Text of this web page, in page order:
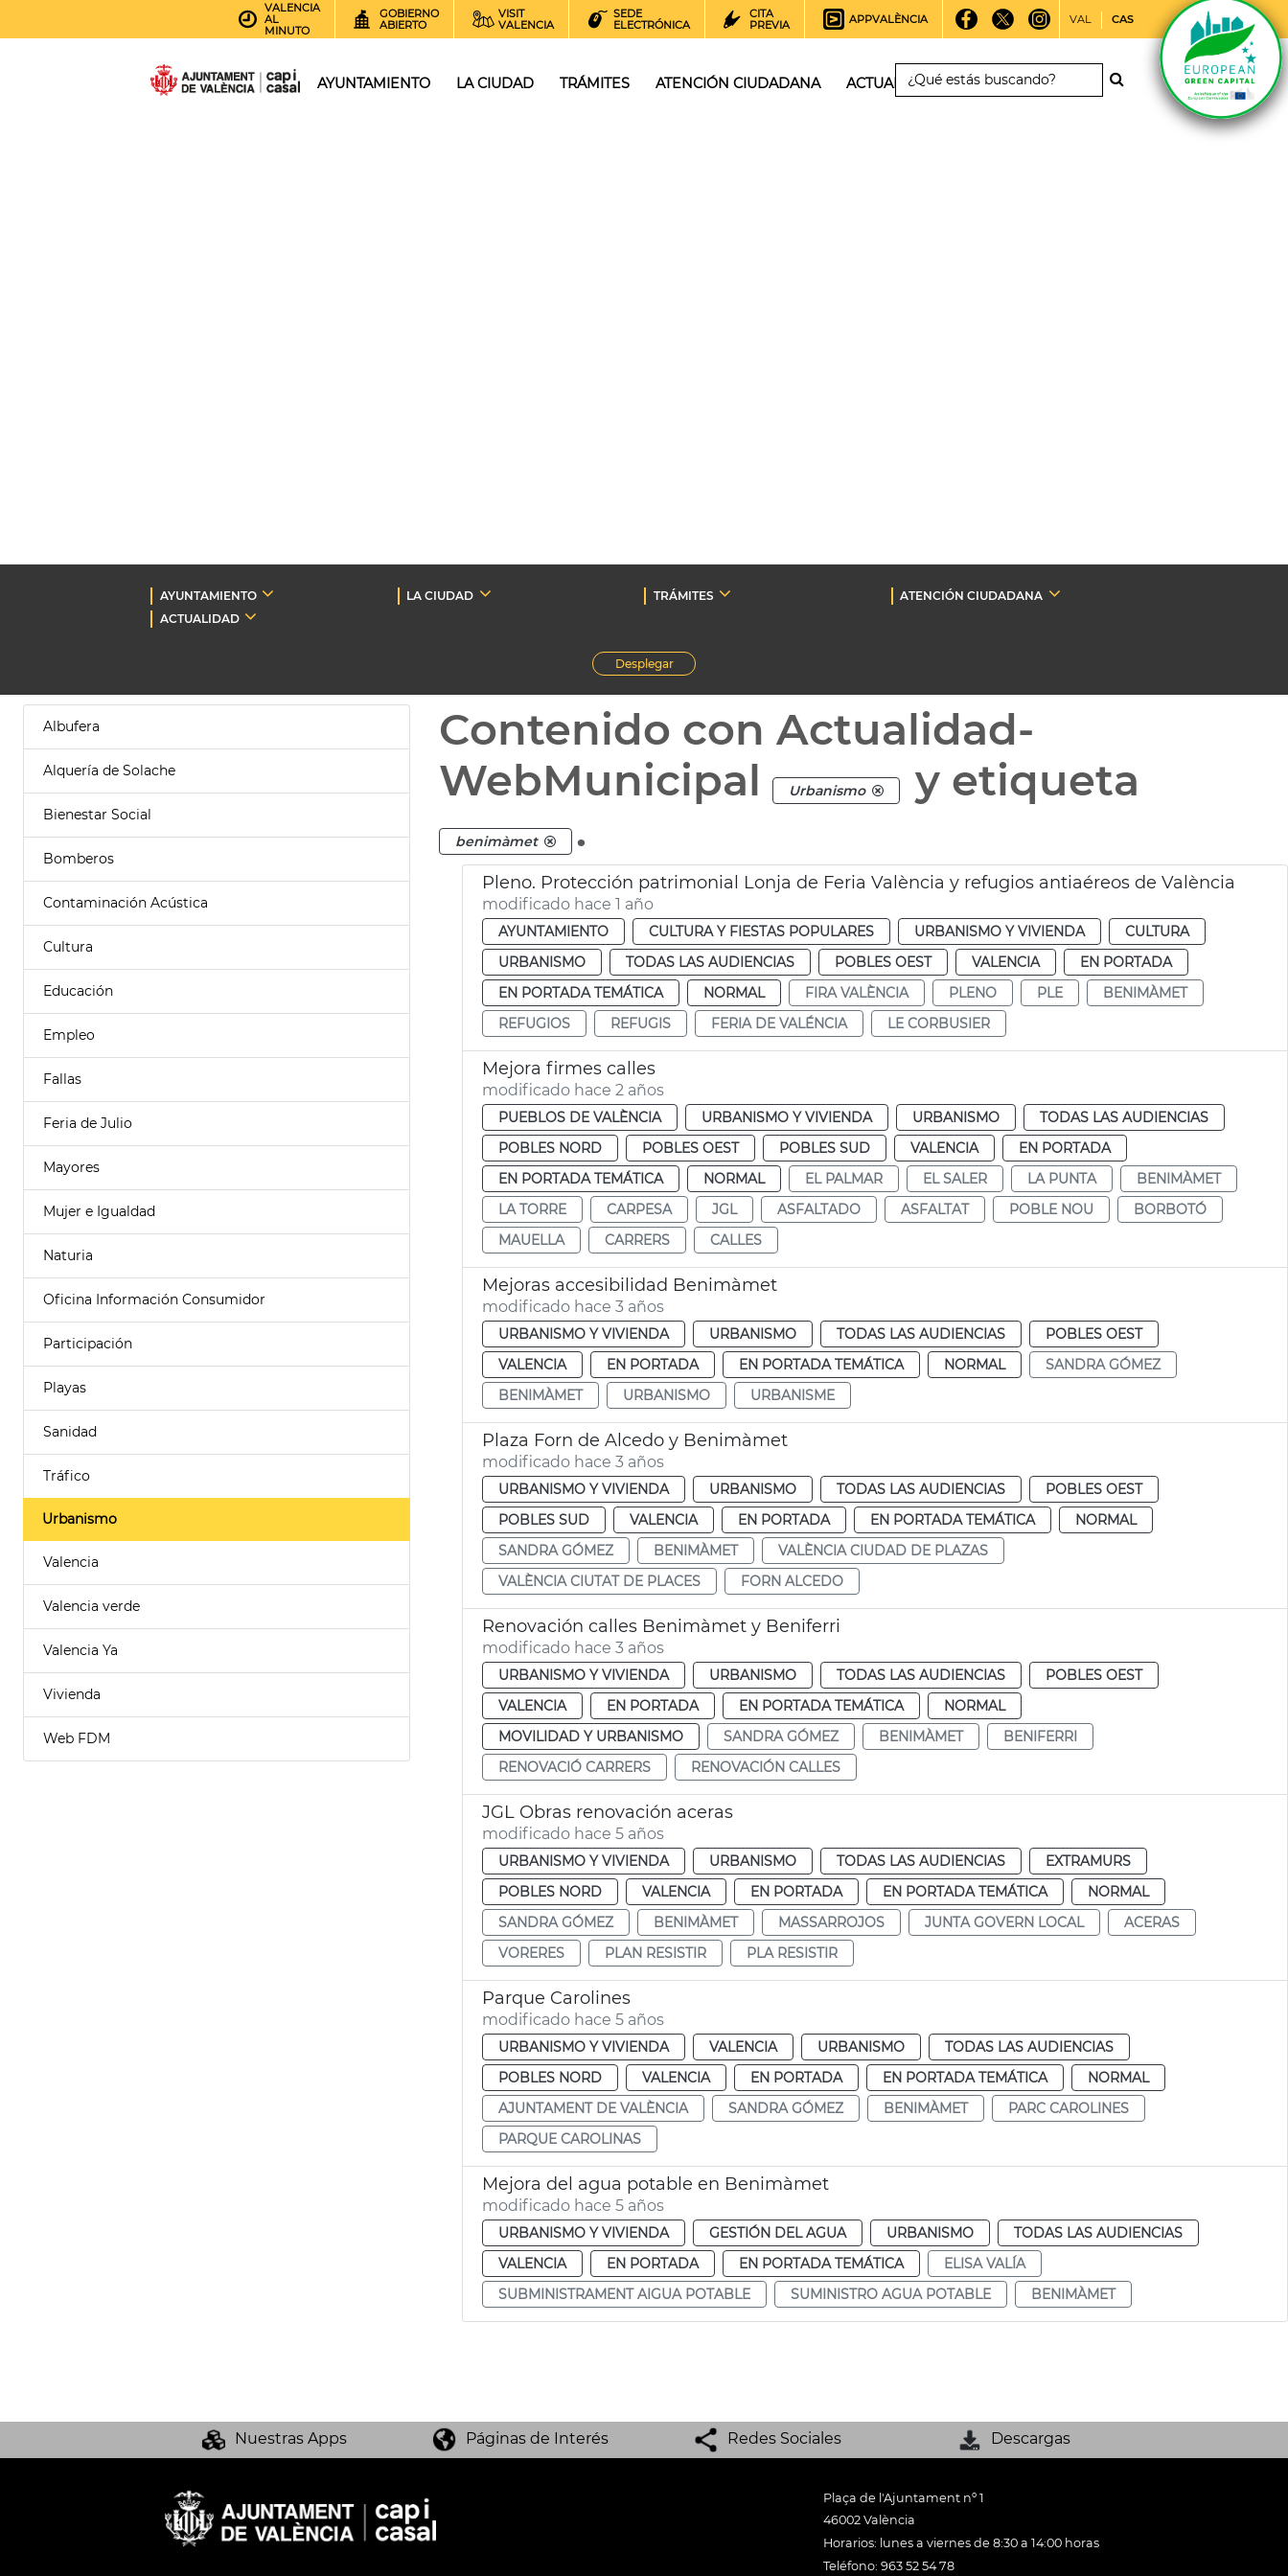
VALENCIA
AL
MINUTO
GOBIERNO
ABIERTO
VISIT
VALENCIA
SEDE
ELECTRÓNICA
CITA
PREVIA
APPVALÈNCIA VAL CAS
AYUNTAMIENTO LA CIUDAD TRÁMITES ATENCIÓN CIUDADANA ACTUALIDAD
AYUNTAMIENTO LA CIUDAD TRÁMITES
ATENCIÓN CIUDADANA
ACTUALIDAD
Desplegar
Albufera
Alquería de Solache
Bienestar Social
Bomberos
Contaminación Acústica
Cultura
Educación
Empleo
Fallas
Feria de Julio
Mayores
Mujer e Igualdad
Naturia
Oficina Información Consumidor
Participación
Playas
Sanidad
Tráfico
Urbanismo
Valencia
Valencia verde
Valencia Ya
Vivienda
Web FDM
Contenido con Actualidad-
WebMunicipal
Urbanismo y etiqueta
benimàmet .
Pleno. Protección patrimonial Lonja de Feria València y refugios antiaéreos de València
modificado hace 1 año
AYUNTAMIENTO CULTURA Y FIESTAS POPULARES URBANISMO Y VIVIENDA
CULTURA
URBANISMO
TODAS LAS AUDIENCIAS POBLES OEST VALENCIA
EN PORTADA
EN PORTADA TEMÁTICA
NORMAL FIRA VALÈNCIA PLENO PLE
BENIMÀMET
REFUGIOS
REFUGIS FERIA DE VALÉNCIA LE CORBUSIER
Mejora firmes calles
modificado hace 2 años
PUEBLOS DE VALÈNCIA URBANISMO Y VIVIENDA URBANISMO
TODAS LAS AUDIENCIAS
POBLES NORD
POBLES OEST POBLES SUD VALENCIA
EN PORTADA
EN PORTADA TEMÁTICA
NORMAL EL PALMAR EL SALER LA PUNTA
BENIMÀMET
LA TORRE
CARPESA JGL ASFALTADO ASFALTAT POBLE NOU
BORBOTÓ
MAUELLA
CARRERS CALLES
Mejoras accesibilidad Benimàmet
modificado hace 3 años
URBANISMO Y VIVIENDA URBANISMO TODAS LAS AUDIENCIAS
POBLES OEST
VALENCIA
EN PORTADA EN PORTADA TEMÁTICA NORMAL
SANDRA GÓMEZ
BENIMÀMET
URBANISMO URBANISME
Plaza Forn de Alcedo y Benimàmet
modificado hace 3 años
URBANISMO Y VIVIENDA URBANISMO TODAS LAS AUDIENCIAS
POBLES OEST
POBLES SUD
VALENCIA EN PORTADA EN PORTADA TEMÁTICA
NORMAL
SANDRA GÓMEZ
BENIMÀMET
VALÈNCIA CIUDAD DE PLAZAS
VALÈNCIA CIUTAT DE PLACES
FORN ALCEDO
Renovación calles Benimàmet y Beniferri
modificado hace 3 años
URBANISMO Y VIVIENDA URBANISMO TODAS LAS AUDIENCIAS
POBLES OEST
VALENCIA
EN PORTADA EN PORTADA TEMÁTICA
NORMAL
MOVILIDAD Y URBANISMO
SANDRA GÓMEZ BENIMÀMET
BENIFERRI
RENOVACIÓ CARRERS
RENOVACIÓN CALLES
JGL Obras renovación aceras
modificado hace 5 años
URBANISMO Y VIVIENDA URBANISMO TODAS LAS AUDIENCIAS
EXTRAMURS
POBLES NORD
VALENCIA EN PORTADA EN PORTADA TEMÁTICA
NORMAL
SANDRA GÓMEZ
BENIMÀMET MASSARROJOS JUNTA GOVERN LOCAL
ACERAS
VORERES
PLAN RESISTIR PLA RESISTIR
Parque Carolines
modificado hace 5 años
URBANISMO Y VIVIENDA VALENCIA URBANISMO
TODAS LAS AUDIENCIAS
POBLES NORD
VALENCIA EN PORTADA EN PORTADA TEMÁTICA
NORMAL
AJUNTAMENT DE VALÈNCIA
SANDRA GÓMEZ BENIMÀMET
PARC CAROLINES
PARQUE CAROLINAS
Mejora del agua potable en Benimàmet
modificado hace 5 años
URBANISMO Y VIVIENDA GESTIÓN DEL AGUA URBANISMO
TODAS LAS AUDIENCIAS
VALENCIA
EN PORTADA EN PORTADA TEMÁTICA
ELISA VALÍA
SUBMINISTRAMENT AIGUA POTABLE
SUMINISTRO AGUA POTABLE BENIMÀMET
Nuestras Apps Páginas de Interés Redes Sociales Descargas
Plaça de l'Ajuntament nº 1
46002 València
Horarios: lunes a viernes de 8:30 a 14:00 horas
Teléfono: 963 52 54 78